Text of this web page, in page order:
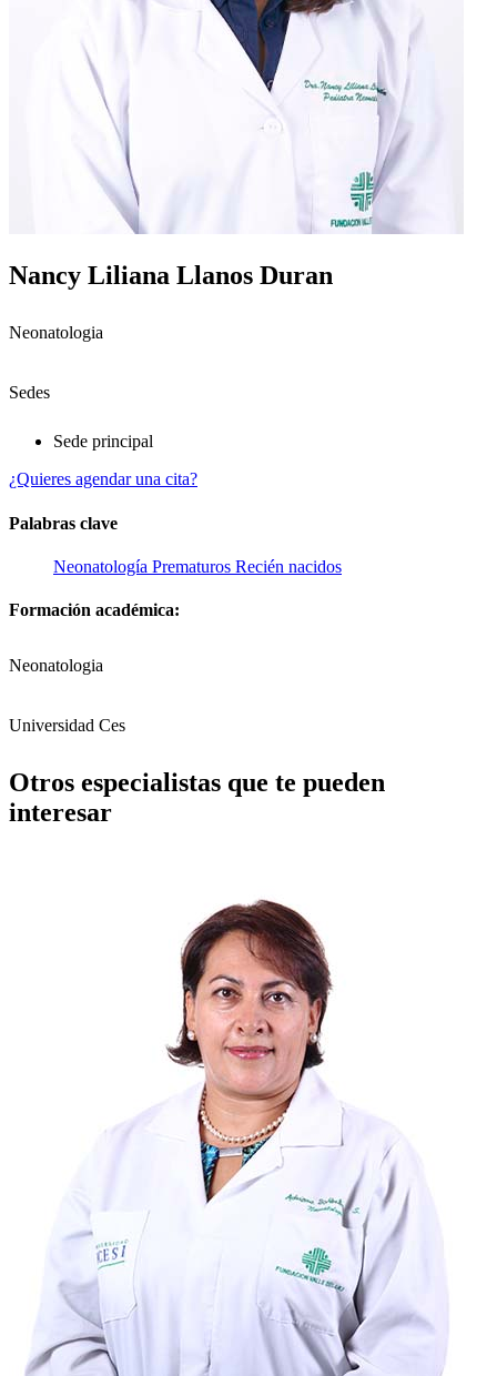
Nancy Liliana Llanos Duran
Neonatologia
Sedes
Sede principal
¿Quieres agendar una cita?
Palabras clave
Neonatología Prematuros Recién nacidos
Formación académica:
Neonatologia
Universidad Ces
Otros especialistas que te pueden
interesar